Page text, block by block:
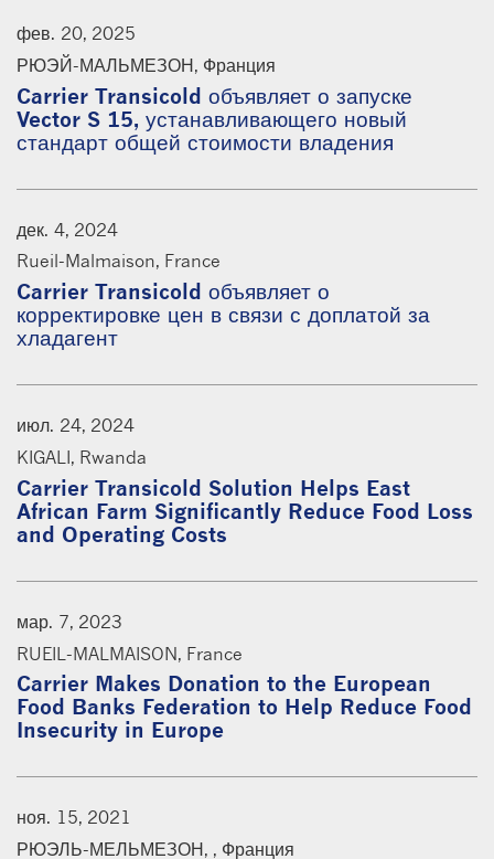
фев. 20, 2025
РЮЭЙ-МАЛЬМЕЗОН, Франция
Carrier Transicold объявляет о запуске
Vector S 15, устанавливающего новый
стандарт общей стоимости владения
дек. 4, 2024
Rueil-Malmaison, France
Carrier Transicold объявляет о
корректировке цен в связи с доплатой за
хладагент
июл. 24, 2024
KIGALI, Rwanda
Carrier Transicold Solution Helps East
African Farm Significantly Reduce Food Loss
and Operating Costs
мар. 7, 2023
RUEIL-MALMAISON, France
Carrier Makes Donation to the European
Food Banks Federation to Help Reduce Food
Insecurity in Europe
ноя. 15, 2021
РЮЭЛЬ-МЕЛЬМЕЗОН, , Франция